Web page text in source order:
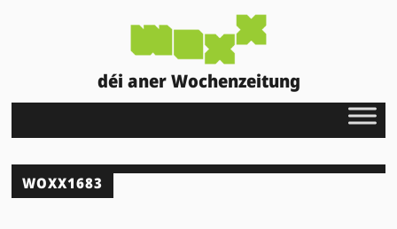
déi aner Wochenzeitung
WOXX1683